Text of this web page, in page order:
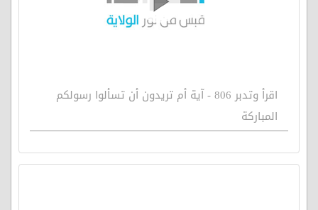
اقرأ وتدبر 806 - آية أم تريدون أن تسألوا رسولكم
المباركة